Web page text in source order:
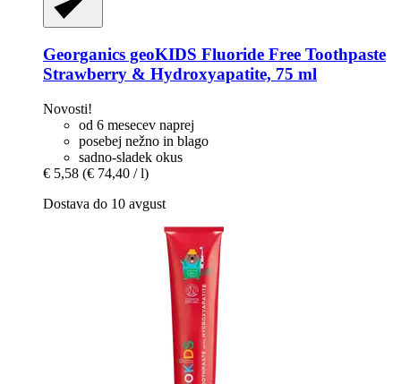
Georganics geoKIDS Fluoride Free Toothpaste
Strawberry & Hydroxyapatite, 75 ml
Novosti!
od 6 mesecev naprej
posebej nežno in blago
sadno-sladek okus
€ 5,58 (€ 74,40 / l)
Dostava do 10 avgust